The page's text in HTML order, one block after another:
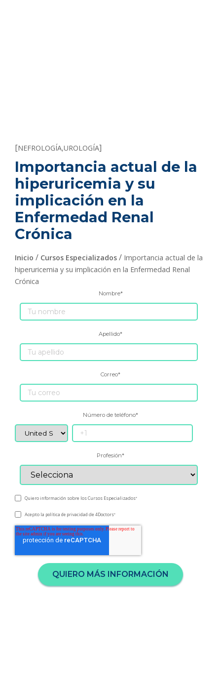
[NEFROLOGÍA,UROLOGÍA]
Importancia actual de la
hiperuricemia y su
implicación en la
Enfermedad Renal
Crónica
Inicio / Cursos Especializados / Importancia actual de la
hiperuricemia y su implicación en la Enfermedad Renal
Crónica
Nombre*
Apellido*
Correo*
Número de teléfono*
Profesión*
Quiero información sobre los Cursos Especializados*
Acepto la política de privacidad de 4Doctors*